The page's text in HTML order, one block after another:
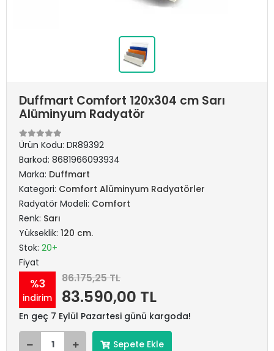
Duffmart Comfort 120x304 cm Sarı
Alüminyum Radyatör
Ürün Kodu: DR89392
Barkod: 8681966093934
Marka: Duffmart
Kategori: Comfort Alüminyum Radyatörler
Radyatör Modeli: Comfort
Renk: Sarı
Yükseklik: 120 cm.
Stok: 20+
Fiyat
%3
indirim
86.175,25 TL
83.590,00 TL
En geç 7 Eylül Pazartesi günü kargoda!
Sepete Ekle